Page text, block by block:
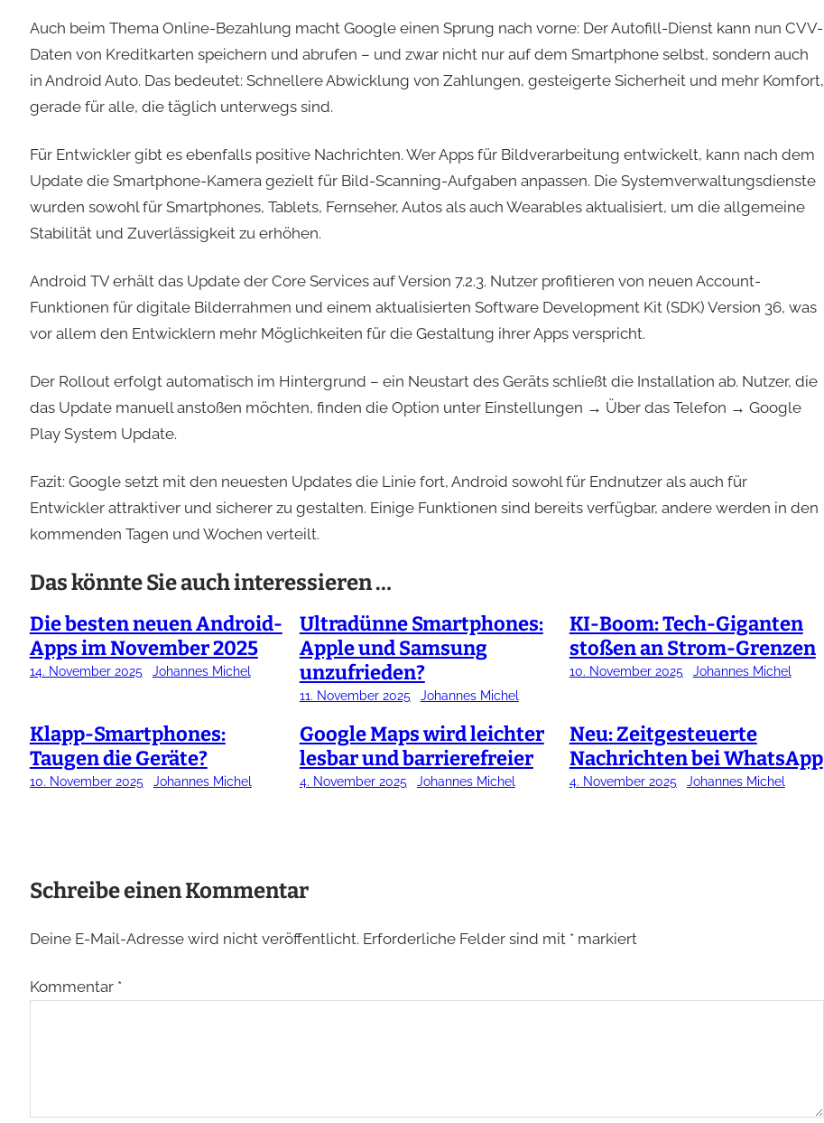
Auch beim Thema Online-Bezahlung macht Google einen Sprung nach vorne: Der Autofill-Dienst kann nun CVV-
Daten von Kreditkarten speichern und abrufen – und zwar nicht nur auf dem Smartphone selbst, sondern auch
in Android Auto. Das bedeutet: Schnellere Abwicklung von Zahlungen, gesteigerte Sicherheit und mehr Komfort,
gerade für alle, die täglich unterwegs sind.
Für Entwickler gibt es ebenfalls positive Nachrichten. Wer Apps für Bildverarbeitung entwickelt, kann nach dem
Update die Smartphone-Kamera gezielt für Bild-Scanning-Aufgaben anpassen. Die Systemverwaltungsdienste
wurden sowohl für Smartphones, Tablets, Fernseher, Autos als auch Wearables aktualisiert, um die allgemeine
Stabilität und Zuverlässigkeit zu erhöhen.
Android TV erhält das Update der Core Services auf Version 7.2.3. Nutzer profitieren von neuen Account-
Funktionen für digitale Bilderrahmen und einem aktualisierten Software Development Kit (SDK) Version 36, was
vor allem den Entwicklern mehr Möglichkeiten für die Gestaltung ihrer Apps verspricht.
Der Rollout erfolgt automatisch im Hintergrund – ein Neustart des Geräts schließt die Installation ab. Nutzer, die
das Update manuell anstoßen möchten, finden die Option unter Einstellungen → Über das Telefon → Google
Play System Update.
Fazit: Google setzt mit den neuesten Updates die Linie fort, Android sowohl für Endnutzer als auch für
Entwickler attraktiver und sicherer zu gestalten. Einige Funktionen sind bereits verfügbar, andere werden in den
kommenden Tagen und Wochen verteilt.
Das könnte Sie auch interessieren …
Die besten neuen Android-
Apps im November 2025
14. November 2025 Johannes Michel
Ultradünne Smartphones:
Apple und Samsung
unzufrieden?
11. November 2025 Johannes Michel
KI-Boom: Tech-Giganten
stoßen an Strom-Grenzen
10. November 2025 Johannes Michel
Klapp-Smartphones:
Taugen die Geräte?
10. November 2025 Johannes Michel
Google Maps wird leichter
lesbar und barrierefreier
4. November 2025 Johannes Michel
Neu: Zeitgesteuerte
Nachrichten bei WhatsApp
4. November 2025 Johannes Michel
Schreibe einen Kommentar
Deine E-Mail-Adresse wird nicht veröffentlicht. Erforderliche Felder sind mit *markiert
Kommentar *